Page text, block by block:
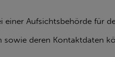
Aufsichtsbehörde für
sowie deren Kontaktdaten